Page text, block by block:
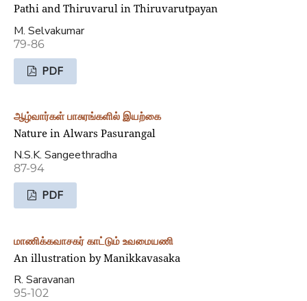
Pathi and Thiruvarul in Thiruvarutpayan
M. Selvakumar
79-86
PDF
ஆழ்வார்கள் பாசுரங்களில் இயற்கை
Nature in Alwars Pasurangal
N.S.K. Sangeethradha
87-94
PDF
மாணிக்கவாசகர் காட்டும் உவமையணி
An illustration by Manikkavasaka
R. Saravanan
95-102